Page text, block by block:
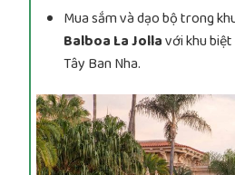
Mua sắm và dạo bộ trong
Balboa La Jollavới khu
Tây Ban Nha.